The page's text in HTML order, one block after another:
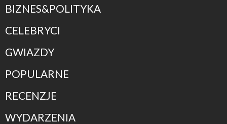
BIZNES&POLITYKA
CELEBRYCI
GWIAZDY
POPULARNE
RECENZJE
WYDARZENIA